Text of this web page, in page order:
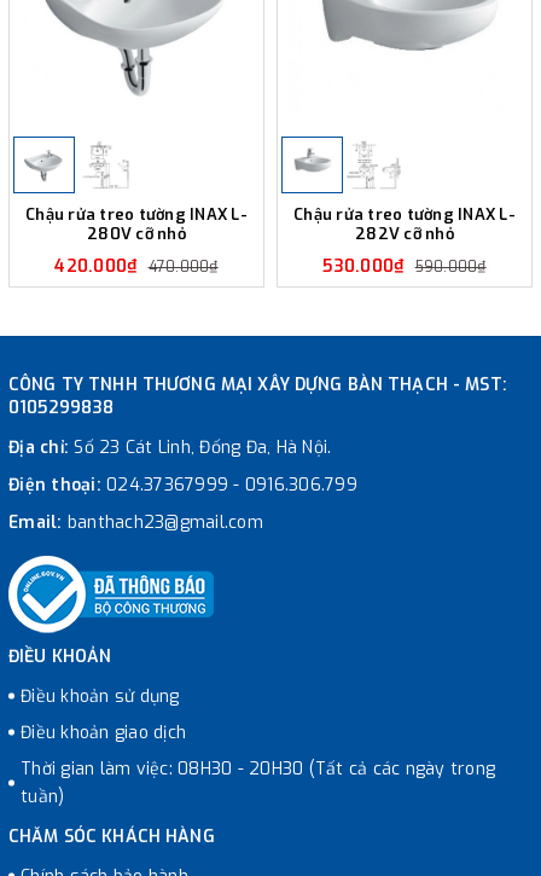
Chậu rửa treo tường INAX L-
280V cỡ nhỏ
420.000₫ 470.000₫
Chậu rửa treo tường INAX L-
282V cỡ nhỏ
530.000₫ 590.000₫
CÔNG TY TNHH THƯƠNG MẠI XÂY DỰNG BÀN THẠCH - MST:
0105299838
Địa chỉ:Số 23 Cát Linh, Đống Đa, Hà Nội.
Điện thoại: 024.37367999 - 0916.306.799
Email: banthach23@gmail.com
ĐIỀU KHOẢN
Điều khoản sử dụng
Điều khoản giao dịch
Thời gian làm việc: 08H30 - 20H30 (Tất cả các ngày trong
tuần)
CHĂM SÓC KHÁCH HÀNG